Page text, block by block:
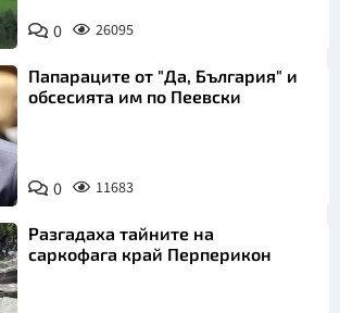
0 26095
Папараците от "Да, България" и
обсесията им по Пеевски
0 11683
Разгадаха тайните на
саркофага край Перперикон